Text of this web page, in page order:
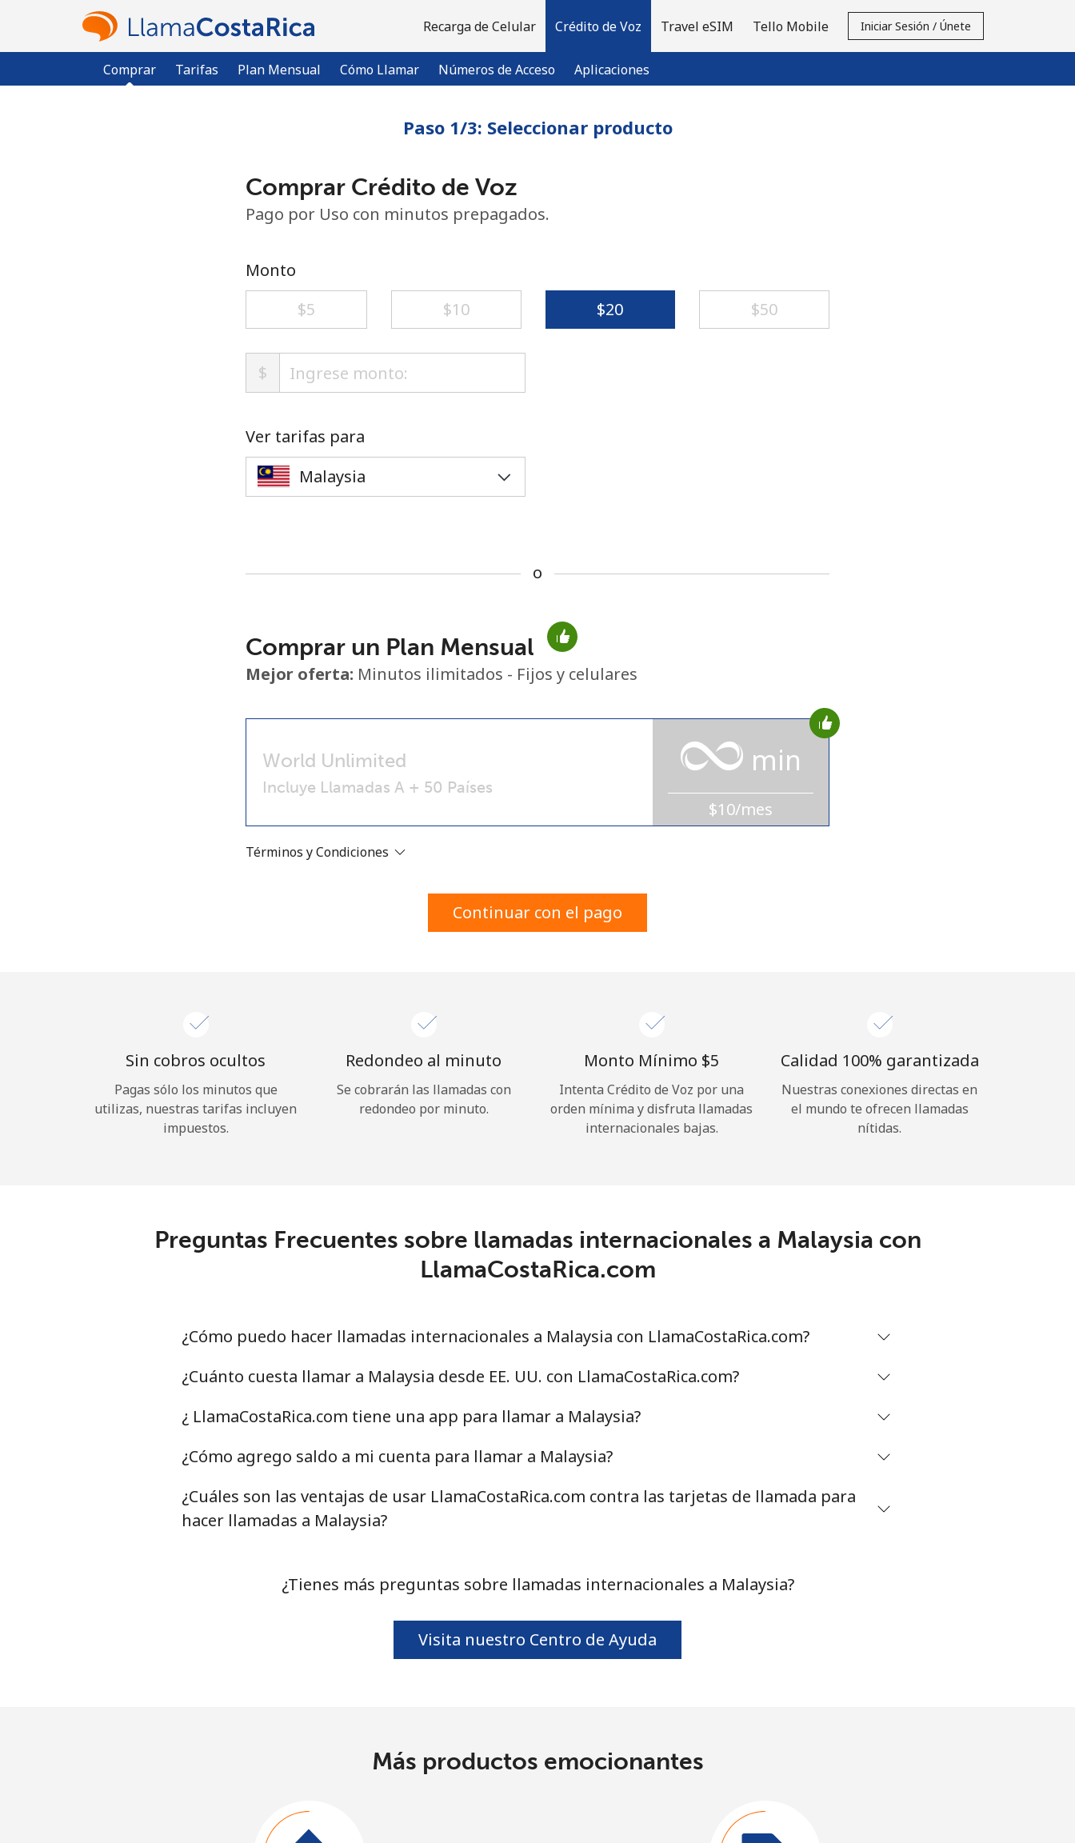
Recarga de Celular Crédito de Voz
Comprar Tarifas Plan Mensual Cómo Llamar Números de Acceso Aplicaciones
Travel eSIM Tello Mobile Iniciar Sesión / Únete
No se ha creado una contraseña
Mínimo 8 caracteres
Un número
Al abrir una cuenta en este sitio web, estoy de
¿Olvidaste tu contraseña? →
Iniciar Sesión
Paso 1/3: Seleccionar producto
Comprar Crédito de Voz
Pago por Uso con minutos prepagados.
Monto
⁦$5⁩
⁦$10⁩ ⁦$20⁩ ⁦$50⁩
$
Ver tarifas para
o
Comprar un Plan Mensual
Mejor oferta: Minutos ilimitados - Fijos y celulares
World Unlimited
Incluye Llamadas A + 50 Países
min
$10/mes
Términos y Condiciones
Continuar con el pago
Sin cobros ocultos
Pagas sólo los minutos que
utilizas, nuestras tarifas incluyen
impuestos.
Redondeo al minuto
Se cobrarán las llamadas con
redondeo por minuto.
Monto Mínimo ⁦$5⁩
Intenta Crédito de Voz por una
orden mínima y disfruta llamadas
internacionales bajas.
Calidad 100% garantizada
Nuestras conexiones directas en
el mundo te ofrecen llamadas
nítidas.
Preguntas Frecuentes sobre llamadas internacionales a Malaysia con
LlamaCostaRica.com
¿Cómo puedo hacer llamadas internacionales a Malaysia con LlamaCostaRica.com?
¿Cuánto cuesta llamar a Malaysia desde EE. UU. con LlamaCostaRica.com?
¿ LlamaCostaRica.com tiene una app para llamar a Malaysia?
¿Cómo agrego saldo a mi cuenta para llamar a Malaysia?
¿Cuáles son las ventajas de usar LlamaCostaRica.com contra las tarjetas de llamada para
hacer llamadas a Malaysia?
¿Tienes más preguntas sobre llamadas internacionales a Malaysia?
Visita nuestro Centro de Ayuda
Más productos emocionantes